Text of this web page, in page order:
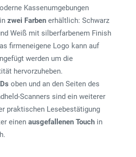
Kassenumgebungen
zwei Farben erhältlich: Schwarz
Weiß mit silberfarbenem Finish
firmeneigene Logo kann auf
werden um die
hervorzuheben.
oben und an den Seiten des
Scanners sind ein weiterer
praktischen Lesebestätigung
einen ausgefallenen Touch in